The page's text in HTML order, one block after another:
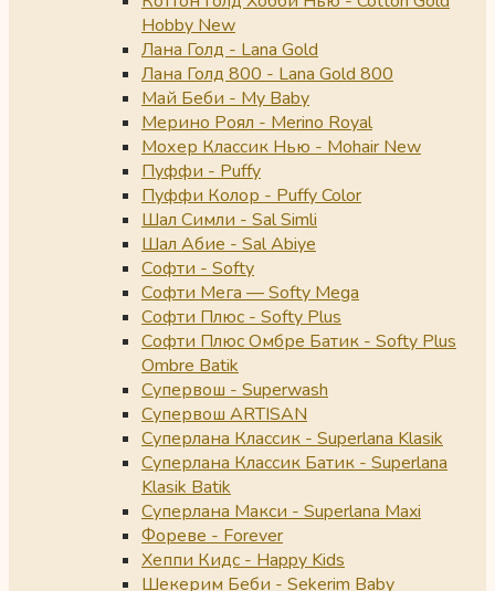
Hobby New
Лана Голд - Lana Gold
Лана Голд 800 - Lana Gold 800
Май Беби - My Baby
Мерино Роял - Merino Royal
Мохер Классик Нью - Mohair New
Пуффи - Puffy
Пуффи Колор - Puffy Color
Шал Симли - Sal Simli
Шал Абие - Sal Abiye
Софти - Softy
Софти Мега — Softy Mega
Софти Плюс - Softy Plus
Софти Плюс Омбре Батик - Softy Plus
Ombre Batik
Супервош - Superwash
Супервош ARTISAN
Суперлана Классик - Superlana Klasik
Суперлана Классик Батик - Superlana
Klasik Batik
Суперлана Макси - Superlana Maxi
Фореве - Forever
Хеппи Кидс - Happy Kids
Шекерим Беби - Sekerim Baby